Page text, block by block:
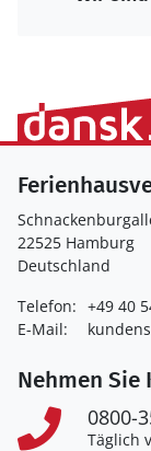
22525 Hamburg
Deutschland
Telefon: +49 40
E-Mail:
Nehmen Sie
0800-
Täglich